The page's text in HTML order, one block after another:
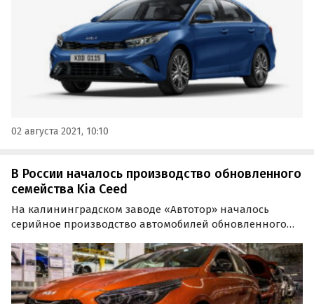
02 августа 2021, 10:10
В России началось производство обновленного
семейства Kia Ceed
На калининградском заводе «Автотор» началось
серийное производство автомобилей обновленного
SW. Старт продаж моделей на российском рынке
запланирован на ноябрь 2021 года, сообщили «Где и
Что» в…